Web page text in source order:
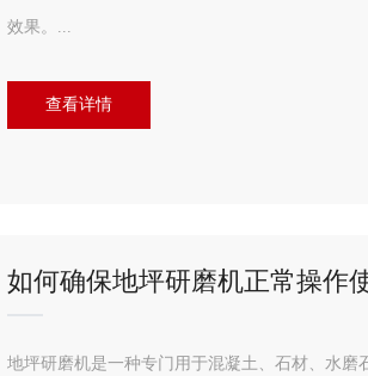
效果。...
查看详情
如何确保地坪研磨机正常操作
地坪研磨机是一种专门用于混凝土、石材、水